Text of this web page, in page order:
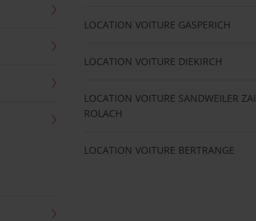
LOCATION VOITURE GASPERICH
LOCATION VOITURE DIEKIRCH
LOCATION VOITURE SANDWEILER ZAI
ROLACH
LOCATION VOITURE BERTRANGE